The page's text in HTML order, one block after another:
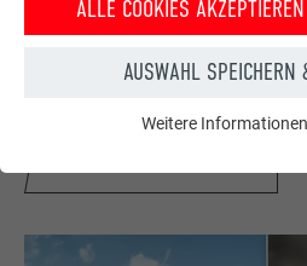
Konfigurator für Dach & Fassade
Konfigurator. Hier können Sie die
ALLE COOKIES
AUSWAHL SPEICHERN
Name Cookie-
Weitere